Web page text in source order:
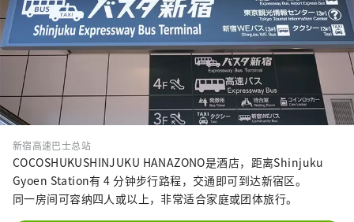
新宿高速巴士总站
COCOSHUKUSHINJUKU HANAZONO是酒店，距离Shinjuku
Gyoen Station有 4 分钟步行路程，交通即可到达新宿区。
同一房间可容纳四人或以上，非常适合家庭或团体旅行。